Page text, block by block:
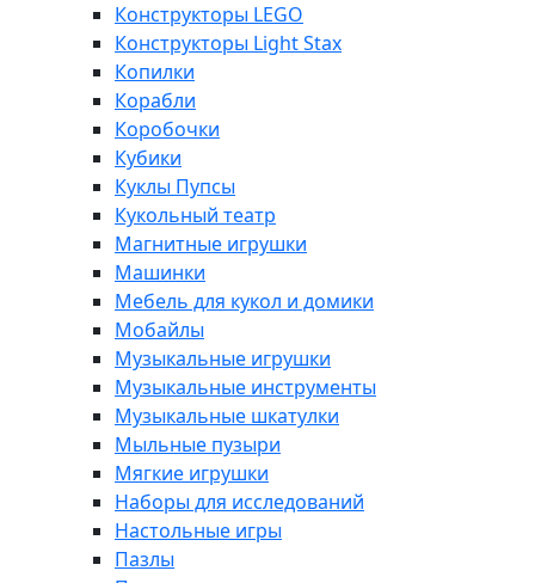
Конструкторы LEGO
Конструкторы Light Stax
Копилки
Корабли
Коробочки
Кубики
Куклы Пупсы
Кукольный театр
Магнитные игрушки
Машинки
Мебель для кукол и домики
Мобайлы
Музыкальные игрушки
Музыкальные инструменты
Музыкальные шкатулки
Мыльные пузыри
Мягкие игрушки
Наборы для исследований
Настольные игры
Пазлы